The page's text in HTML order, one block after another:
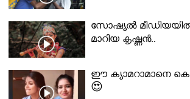
സോഷ്യൽ
മാറിയ കൃഷ്ണൻ..
ഈ ക്യാമറാമാനെ
😍